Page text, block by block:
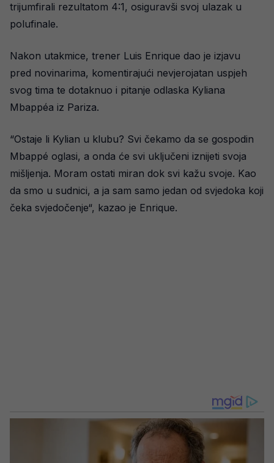
trijumfirali rezultatom 4:1, osiguravši svoj ulazak u
polufinale.
Nakon utakmice, trener Luis Enrique dao je izjavu
pred novinarima, komentirajući nevjerojatan uspjeh
svog tima te dotaknuo i pitanje odlaska Kyliana
Mbappéa iz Pariza.
“Ostaje li Kylian u klubu? Svi čekamo da se gospodin
Mbappé oglasi, a onda će svi uključeni iznijeti svoja
mišljenja. Moram ostati miran dok svi kažu svoje. Kao
da smo u sudnici, a ja sam samo jedan od svjedoka koji
čeka svjedočenje“, kazao je Enrique.